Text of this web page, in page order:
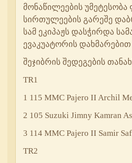
მონაწილეების უმეტესობა
სირთულეების გარეშე
სამ ეკიპაჟს დასჭირდა
ევაკუატორის
შეჯიბრის შედეგების
TR1
1 115 MMC Pajero II Archil
2 105 Suzuki Jimny Kamran
3 114 MMC Pajero II Samir
TR2